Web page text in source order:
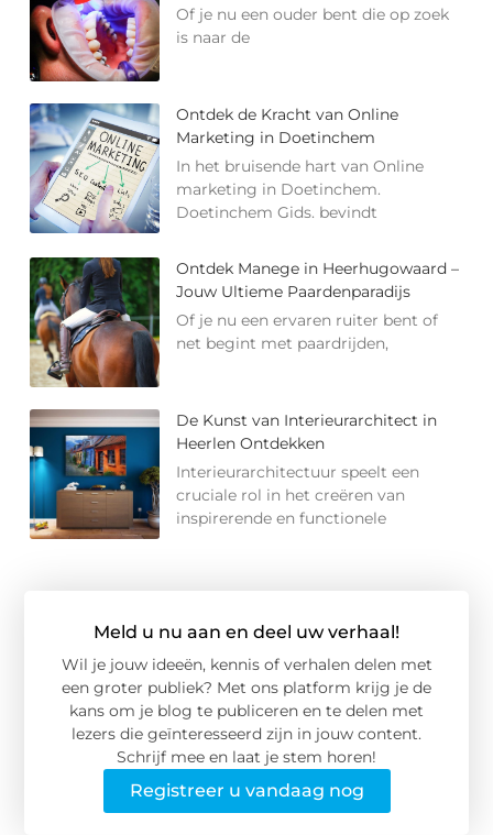
Of je nu een ouder bent die op zoek
is naar de
Ontdek de Kracht van Online
Marketing in Doetinchem
In het bruisende hart van Online
marketing in Doetinchem.
Doetinchem Gids. bevindt
Ontdek Manege in Heerhugowaard –
Jouw Ultieme Paardenparadijs
Of je nu een ervaren ruiter bent of
net begint met paardrijden,
De Kunst van Interieurarchitect in
Heerlen Ontdekken
Interieurarchitectuur speelt een
cruciale rol in het creëren van
inspirerende en functionele
Meld u nu aan en deel uw verhaal!
Wil je jouw ideeën, kennis of verhalen delen met
een groter publiek? Met ons platform krijg je de
kans om je blog te publiceren en te delen met
lezers die geïnteresseerd zijn in jouw content.
Schrijf mee en laat je stem horen!
Registreer u vandaag nog